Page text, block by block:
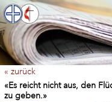
« zurück
«Es reicht nicht aus, den
zu geben.»